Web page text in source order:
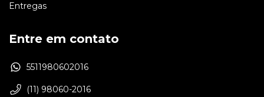
Entregas
Entre em contato
5511980602016
(11) 98060-2016